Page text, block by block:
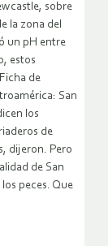
sobre
la zona del
un pH entre
estos
de
San
los
de
dijeron. Pero
de San
peces. Que